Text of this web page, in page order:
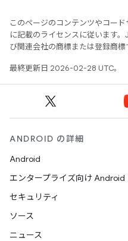
このページのコンテンツやコード
に記載のライセンスに従います
び関連会社の商標または登録商標
最終更新日 2026-02-28 UTC。
ANDROID の詳細
Android
エンタープライズ向け Android
セキュリティ
ソース
ニュース